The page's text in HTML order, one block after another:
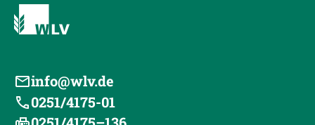
info@wlv.de
0251/4175-01